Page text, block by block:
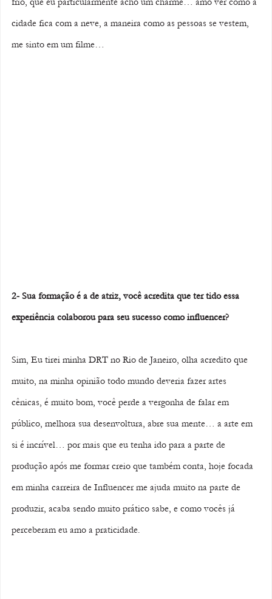
cidade fica com a neve, a maneira como as pessoas se vestem,
me sinto em um filme…
2- Sua formação é a de atriz, você acredita que ter tido essa
experiência colaborou para seu sucesso como influencer?
Sim, Eu tirei minha DRT no Rio de Janeiro, olha acredito que
muito, na minha opinião todo mundo deveria fazer artes
cênicas, é muito bom, você perde a vergonha de falar em
público, melhora sua desenvoltura, abre sua mente… a arte em
si é incrível… por mais que eu tenha ido para a parte de
produção após me formar creio que também conta, hoje focada
em minha carreira de Influencer me ajuda muito na parte de
produzir, acaba sendo muito prático sabe, e como vocês já
perceberam eu amo a praticidade.